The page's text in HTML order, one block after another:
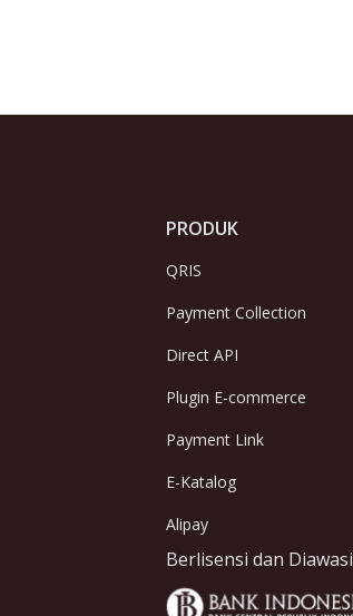
PRODUK
QRIS
Payment Collection
Direct API
Plugin E-commerce
Payment Link
E-Katalog
Alipay
Berlisensi dan Diawasi